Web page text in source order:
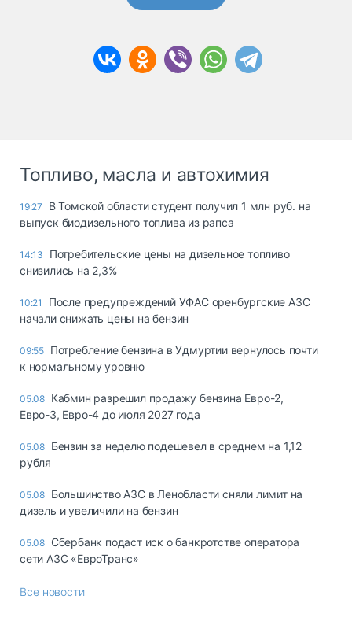
Топливо, масла и автохимия
19:27
В Томской области студент получил 1 млн руб. на
выпуск биодизельного топлива из рапса
14:13
Потребительские цены на дизельное топливо
снизились на 2,3%
10:21
После предупреждений УФАС оренбургские АЗС
начали снижать цены на бензин
09:55 Потребление бензина в Удмуртии вернулось почти
к нормальному уровню
05.08 Кабмин разрешил продажу бензина Евро-2,
Евро-3, Евро-4 до июля 2027 года
05.08 Бензин за неделю подешевел в среднем на 1,12
рубля
05.08 Большинство АЗС в Ленобласти сняли лимит на
дизель и увеличили на бензин
05.08 Сбербанк подаст иск о банкротстве оператора
сети АЗС «ЕвроТранс»
Все новости